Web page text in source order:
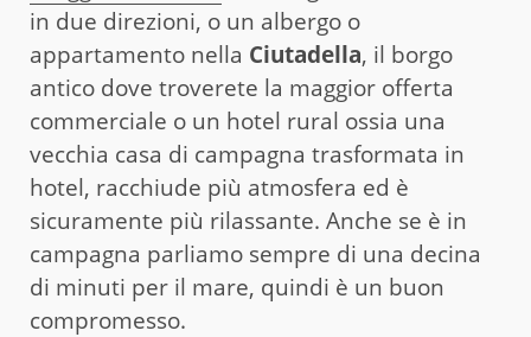
in due direzioni, o un albergo o
appartamento nella Ciutadella, il borgo
antico dove troverete la maggior offerta
commerciale o un hotel rural ossia una
vecchia casa di campagna trasformata in
hotel, racchiude più atmosfera ed è
sicuramente più rilassante. Anche se è in
campagna parliamo sempre di una decina
di minuti per il mare, quindi è un buon
compromesso.